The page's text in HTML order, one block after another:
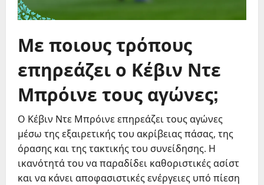
Με ποιους τρόπους
επηρεάζει ο Κέβιν Ντε
Μπρόινε τους αγώνες;
Ο Κέβιν Ντε Μπρόινε επηρεάζει τους αγώνες
μέσω της εξαιρετικής του ακρίβειας πάσας, της
όρασης και της τακτικής του συνείδησης. Η
ικανότητά του να παραδίδει καθοριστικές ασίστ
και να κάνει αποφασιστικές ενέργειες υπό πίεση